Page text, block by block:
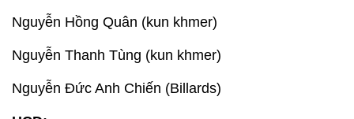
Nguyễn Hồng Quân (kun khmer)
Nguyễn Thanh Tùng (kun khmer)
Nguyễn Đức Anh Chiến (Billards)